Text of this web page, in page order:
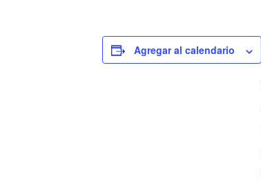
Agregar al calendario